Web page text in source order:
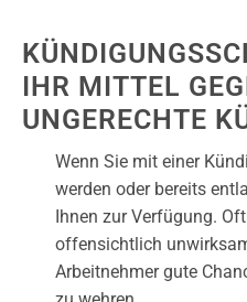
IHR MITTEL
UNGERECHTE
Wenn Sie mit einer
werden oder bereits
Ihnen zur Verfügung.
offensichtlich
Arbeitnehmer gute